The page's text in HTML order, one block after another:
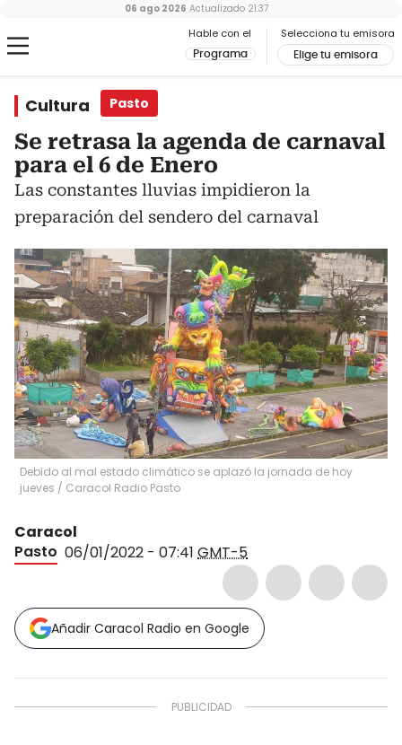
Hable con el
Programa
Selecciona tu emisora
Elige tu emisora
06 ago 2026 Actualizado 21:37
Cultura Pasto
Se retrasa la agenda de carnaval
para el 6 de Enero
Las constantes lluvias impidieron la
preparación del sendero del carnaval
Debido al mal estado climático se aplazó la jornada de hoy
jueves / Caracol Radio Pasto
Caracol
Pasto 06/01/2022 - 07:41 GMT-5
Añadir Caracol Radio en Google